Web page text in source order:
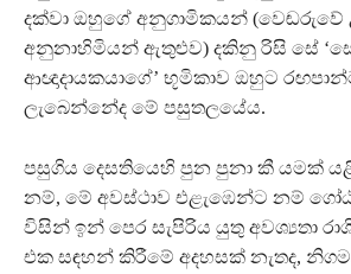
දක්වා ඔහුගේ අනුගාමිකයන් (වෙඬරුවේ
අනුනාහිමියන් ඇතුළුව) දකිනු රිසි සේ
ආඥාදායකයාගේ’‍ භූමිකාව ඔහුට
ලැබෙන්නේද මේ පසුතලයේය.
පසුගිය දෙසතියෙහි පුන පුනා කී යමක්
නම්, මේ අවස්ථාව එළැඹෙන්ට නම්
විසින් ඉන් පෙර සැපිරිය යුතු අවශ්‍යතා
එක සඳහන් කිරීමේ අදහසක් නැතද,